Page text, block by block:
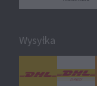
Wysyłka